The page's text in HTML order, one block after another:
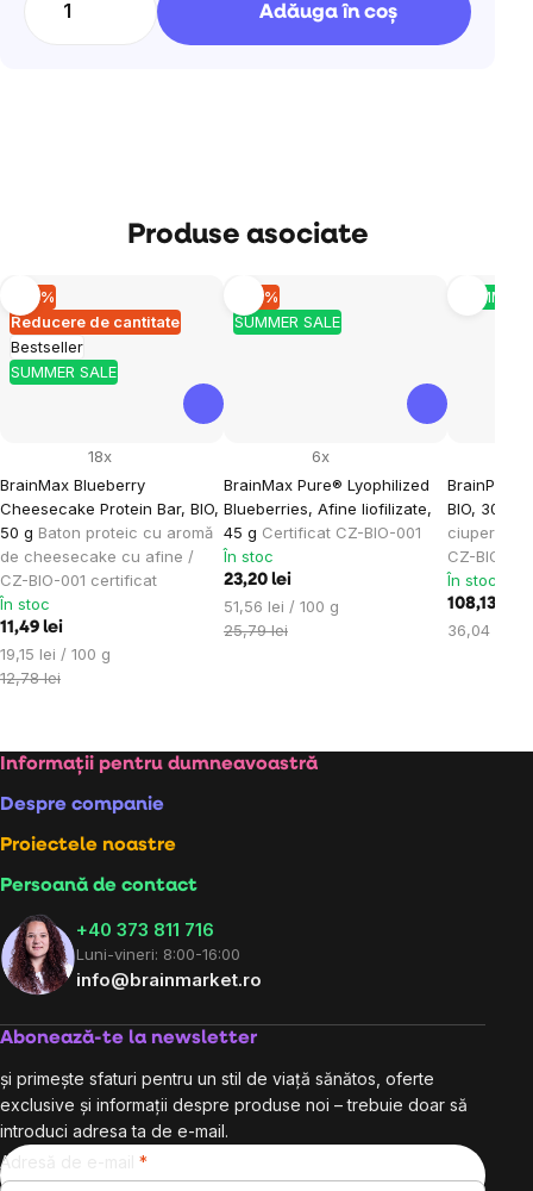
Adăuga în coş
Produse asociate
Reducere de cantitate
Bestseller
SUMMER SALE
–10 %
BrainMax Blueberry
Cheesecake Protein Bar, BIO,
50 g Baton proteic cu aromă
de cheesecake cu afine /
CZ-BIO-001 certificat
18x
În stoc
11,49 lei
Evaluare
preţ:
19,15 lei / 100 g
12,78 lei
SUMMER SALE
–10 %
BrainMax Pure® Lyophilized
Blueberries, Afine liofilizate,
45 g Certificat CZ-BIO-001
6x
În stoc
23,20 lei
Evaluare
preţ:
51,56 lei / 100 g
25,79 lei
SUMMER
BrainPure
BIO, 300 g
ciuperci
CZ-BIO-001
În stoc
108,13 lei
Evaluare
36,04 lei /
Subsol
Informații pentru dumneavoastră
Despre companie
Proiectele noastre
Persoană de contact
+40 373 811 716
Luni-vineri: 8:00-16:00
info@brainmarket.ro
Abonează-te la newsletter
și primește sfaturi pentru un stil de viață sănătos, oferte
exclusive și informații despre produse noi – trebuie doar să
introduci adresa ta de e-mail.
Adresă de e-mail